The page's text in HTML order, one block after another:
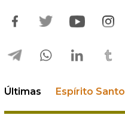
Últimas Espírito Santo